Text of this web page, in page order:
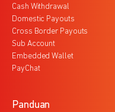
Cash Withdrawal
Domestic Payouts
Cross Border Payouts
Sub Account
Embedded Wallet
PayChat
Panduan